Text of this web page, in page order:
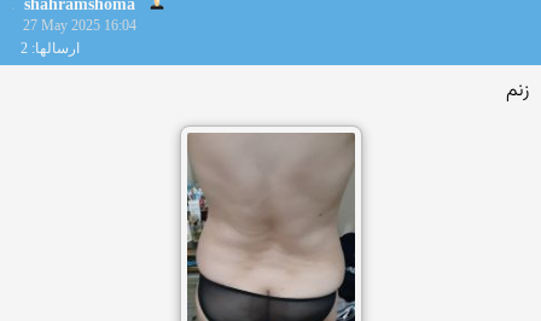
shahramshoma
27 May 2025 16:04
ارسالها: 2
زنم